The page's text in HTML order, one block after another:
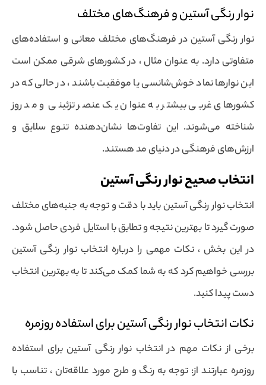
نوار رنگی آستین و فرهنگ‌های مختلف
نوار رنگی آستین در فرهنگ‌های مختلف معانی و استفاده‌های
متفاوتی دارد. به عنوان مثال ، در کشورهای شرقی ممکن است
این نوارها نماد خوش‌شانسی یا موفقیت باشند ، در حالی که در
کشورهای غربی بیشتر به عنوان یک عنصر تزئینی و مد روز
شناخته می‌شوند. این تفاوت‌ها نشان‌دهنده تنوع سلایق و
ارزش‌های فرهنگی در دنیای مد هستند.
انتخاب صحیح نوار رنگی آستین
انتخاب نوار رنگی آستین باید با دقت و توجه به جنبه‌های مختلف
صورت گیرد تا بهترین نتیجه و تطابق با استایل فردی حاصل شود.
در این بخش ، نکات مهمی را درباره انتخاب نوار رنگی آستین
بررسی خواهیم کرد که به شما کمک می‌کند تا به بهترین انتخاب
دست پیدا کنید.
نکات انتخاب نوار رنگی آستین برای استفاده روزمره
برخی از نکات مهم در انتخاب نوار رنگی آستین برای استفاده
روزمره عبارتند از: توجه به رنگ و طرح مورد علاقه‌تان ، تناسب با